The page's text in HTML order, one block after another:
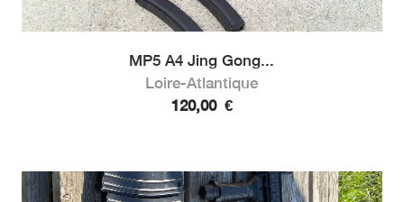
MP5 A4 Jing Gong...
Loire-Atlantique
120,00 €